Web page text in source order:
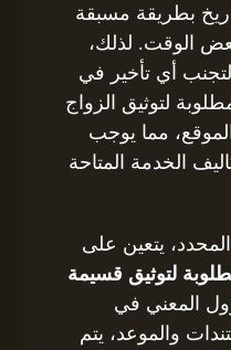
بطريقة مسبقة
الوقت. لذلك،
أي تأخير في
لتوثيق الزواج
مما يوجب
الخدمة المتاحة
يتعين على
لتوثيق قسيمة
المعني في
والموعد، يتم